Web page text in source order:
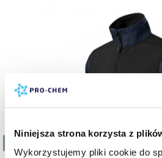
Niniejsza strona korzysta z
Wykorzystujemy pliki cookie do